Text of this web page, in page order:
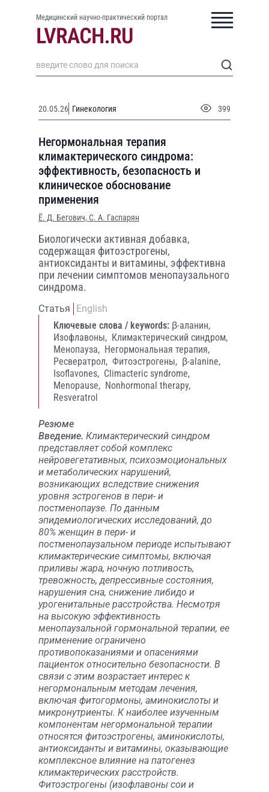
Медицинский научно-практический портал
20.05.26 Гинекология 399
Негормональная терапия
климактерического синдрома:
эффективность, безопасность и
клиническое обоснование
применения
Ё. Д. Бегович, С. А. Гаспарян
Биологически активная добавка,
содержащая фитоэстрогены,
антиоксиданты и витамины, эффективна
при лечении симптомов менопаузального
синдрома.
Статья
English
Ключевые слова / keywords: β-аланин,
Изофлавоны, Климактерический синдром,
Менопауза, Негормональная терапия,
Ресвератрол, Фитоэстрогены, β-alanine,
Isoflavones, Climacteric syndrome,
Menopause, Nonhormonal therapy,
Resveratrol
Резюме
Введение. Климактерический синдром
представляет собой комплекс
нейровегетативных, психоэмоциональных
и метаболических нарушений,
возникающих вследствие снижения
уровня эстрогенов в пери- и
постменопаузе. По данным
эпидемиологических исследований, до
80% женщин в пери- и
постменопаузальном периоде испытывают
климактерические симптомы, включая
приливы жара, ночную потливость,
тревожность, депрессивные состояния,
нарушения сна, снижение либидо и
урогенитальные расстройства. Несмотря
на высокую эффективность
менопаузальной гормональной терапии, ее
применение ограничено
противопоказаниями и опасениями
пациенток относительно безопасности. В
связи с этим возрастает интерес к
негормональным методам лечения,
включая фитогормоны, аминокислоты и
микронутриенты. К наиболее изученным
компонентам негормональной терапии
относятся фитоэстрогены, аминокислоты,
антиоксиданты и витамины, оказывающие
комплексное влияние на патогенез
климактерических расстройств.
Фитоэстрогены (изофлавоны сои и